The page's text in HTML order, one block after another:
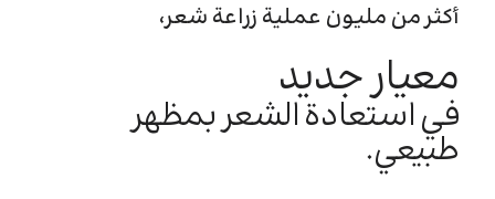
أكثر من مليون عملية زراعة شعر،
معيار جديد
في استعادة الشعر بمظهر
طبيعي.